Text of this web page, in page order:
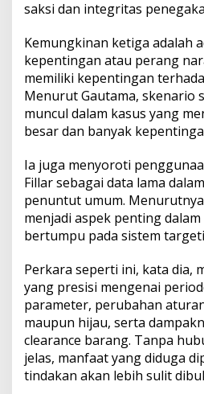
saksi dan integritas
Kemungkinan ketiga adalah
kepentingan atau perang
memiliki kepentingan
Menurut Gautama, skenario
muncul dalam kasus yang
besar dan banyak
Ia juga menyoroti
Fillar sebagai data lama
penuntut umum.
menjadi aspek penting
bertumpu pada sistem
Perkara seperti ini, kata dia,
yang presisi mengenai
parameter, perubahan
maupun hijau, serta
clearance barang. Tanpa
jelas, manfaat yang diduga
tindakan akan lebih sulit